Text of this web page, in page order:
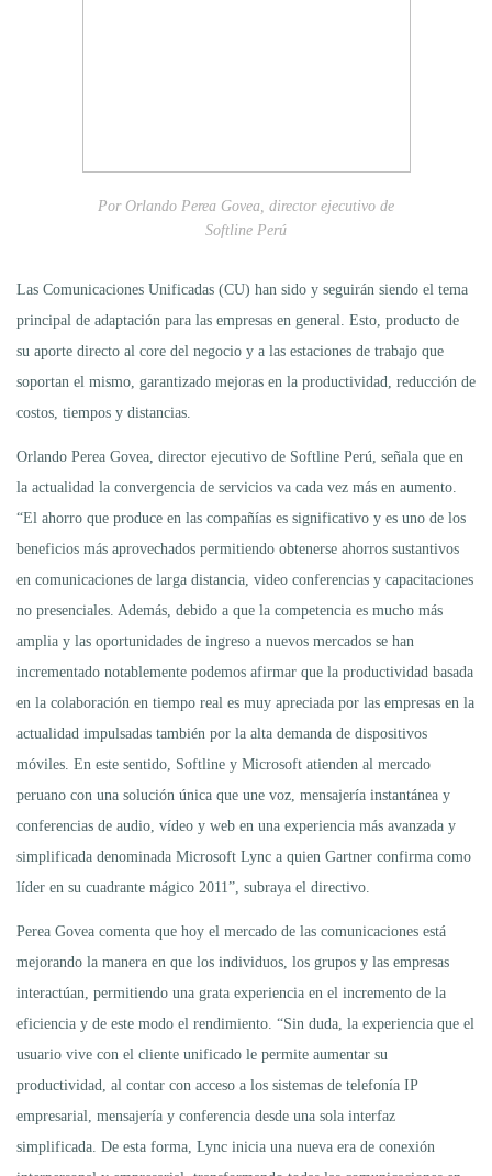
Por Orlando Perea Govea, director ejecutivo de
Softline Perú
Las Comunicaciones Unificadas (CU) han sido y seguirán siendo el tema
principal de adaptación para las empresas en general. Esto, producto de
su aporte directo al core del negocio y a las estaciones de trabajo que
soportan el mismo, garantizado mejoras en la productividad, reducción de
costos, tiempos y distancias.
Orlando Perea Govea, director ejecutivo de Softline Perú, señala que en
la actualidad la convergencia de servicios va cada vez más en aumento.
“El ahorro que produce en las compañías es significativo y es uno de los
beneficios más aprovechados permitiendo obtenerse ahorros sustantivos
en comunicaciones de larga distancia, video conferencias y capacitaciones
no presenciales. Además, debido a que la competencia es mucho más
amplia y las oportunidades de ingreso a nuevos mercados se han
incrementado notablemente podemos afirmar que la productividad basada
en la colaboración en tiempo real es muy apreciada por las empresas en la
actualidad impulsadas también por la alta demanda de dispositivos
móviles. En este sentido, Softline y Microsoft atienden al mercado
peruano con una solución única que une voz, mensajería instantánea y
conferencias de audio, vídeo y web en una experiencia más avanzada y
simplificada denominada Microsoft Lync a quien Gartner confirma como
líder en su cuadrante mágico 2011”, subraya el directivo.
Perea Govea comenta que hoy el mercado de las comunicaciones está
mejorando la manera en que los individuos, los grupos y las empresas
interactúan, permitiendo una grata experiencia en el incremento de la
eficiencia y de este modo el rendimiento. “Sin duda, la experiencia que el
usuario vive con el cliente unificado le permite aumentar su
productividad, al contar con acceso a los sistemas de telefonía IP
empresarial, mensajería y conferencia desde una sola interfaz
simplificada. De esta forma, Lync inicia una nueva era de conexión